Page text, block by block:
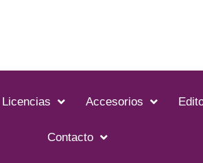
Licencias Accesorios
Contacto